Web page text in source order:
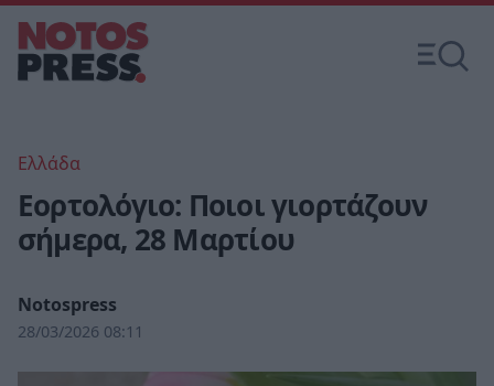
Ελλάδα
Εορτολόγιο: Ποιοι γιορτάζουν
σήμερα, 28 Μαρτίου
Notospress
28/03/2026 08:11